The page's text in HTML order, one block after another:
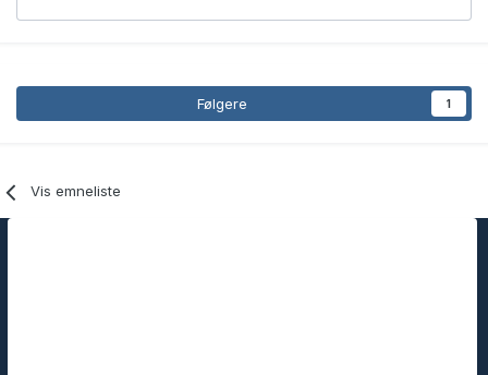
Følgere 1
Vis emneliste